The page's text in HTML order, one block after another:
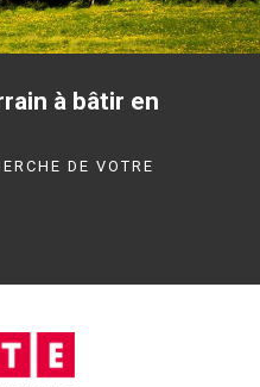
à bâtir en
DE VOTRE